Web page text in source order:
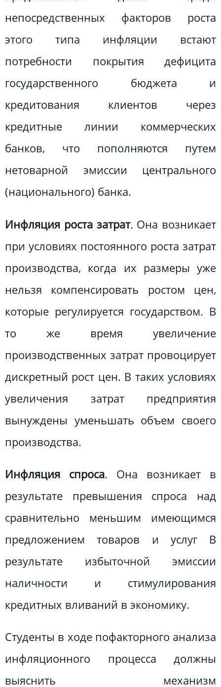
непосредственных факторов роста
этого типа инфляции встают
потребности покрытия дефицита
государственного бюджета и
кредитования клиентов через
кредитные линии коммерческих
банков, что пополняются путем
нетоварной эмиссии центрального
(национального) банка.
Инфляция роста затрат. Она возникает
при условиях постоянного роста затрат
производства, когда их размеры уже
нельзя компенсировать ростом цен,
которые регулируется государством. В
то же время увеличение
производственных затрат провоцирует
дискретный рост цен. В таких условиях
увеличения затрат предприятия
вынуждены уменьшать объем своего
производства.
Инфляция спроса. Она возникает в
результате превышения спроса над
сравнительно меньшим имеющимся
предложением товаров и услуг В
результате избыточной эмиссии
наличности и стимулирования
кредитных вливаний в экономику.
Студенты в ходе пофакторного анализа
инфляционного процесса должны
выяснить механизм